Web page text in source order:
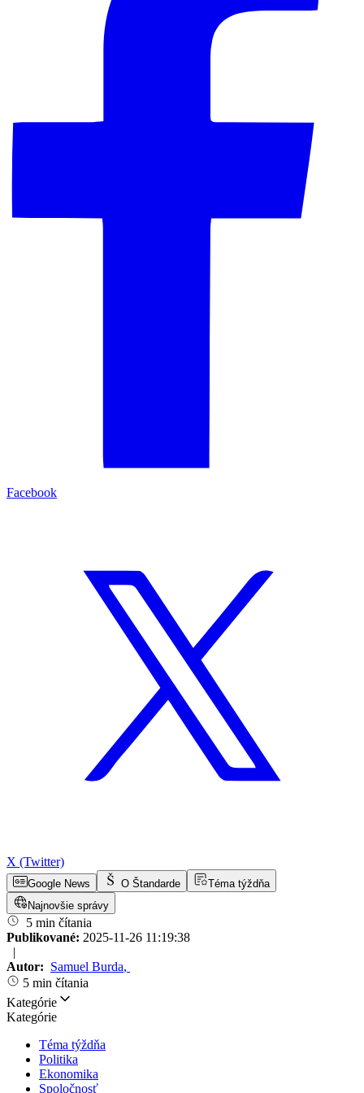
Facebook
X (Twitter)
Google News O Štandarde
Téma týždňa
Najnovšie správy
5 min čítania
Publikované: 2025-11-26 11:19:38
|
Autor: Samuel Burda,
5 min čítania
Kategórie
Kategórie
Téma týždňa
Politika
Ekonomika
Spoločnosť